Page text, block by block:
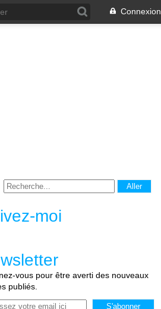
Connexion
moi
vous pour être averti des nouveaux
publiés.